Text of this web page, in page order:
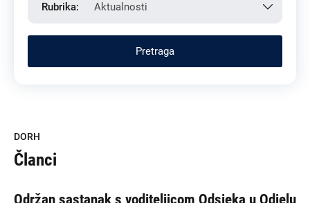
Rubrika: Aktualnosti
DORH
Članci
Održan sastanak s voditeljicom Odsjeka u Odjelu